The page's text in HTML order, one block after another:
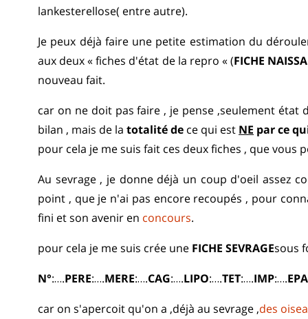
lankesterellose( entre autre).
Je peux déjà faire une petite estimation du
aux deux « fiches d'état de la repro « (FICHE
nouveau fait.
car on ne doit pas faire , je pense ,seulement état
bilan , mais de la totalité de ce qui est NE par ce
pour cela je me suis fait ces deux fiches , que vous
Au sevrage , je donne déjà un coup d'oeil assez
point , que je n'ai pas encore recoupés , pour
fini et son avenir en concours.
pour cela je me suis crée une FICHE SEVRAGEsous
N°:….PERE:….MERE:….CAG:….LIPO:….TET:….IMP:….
car on s'apercoit qu'on a ,déjà au sevrage ,des